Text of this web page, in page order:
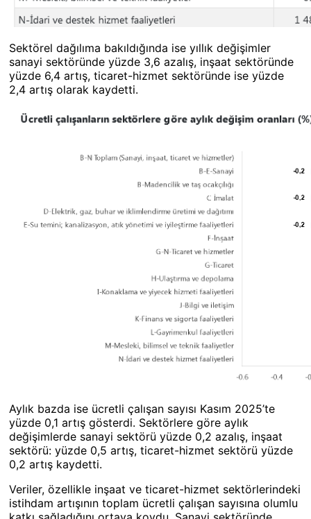
Sektörel dağılıma bakıldığında ise yıllık değişimler
sanayi sektöründe yüzde 3,6 azalış, inşaat sektöründe
yüzde 6,4 artış, ticaret-hizmet sektöründe ise yüzde
2,4 artış olarak kaydetti.
Aylık bazda ise ücretli çalışan sayısı Kasım 2025’te
yüzde 0,1 artış gösterdi. Sektörlere göre aylık
değişimlerde sanayi sektörü yüzde 0,2 azalış, inşaat
sektörü: yüzde 0,5 artış, ticaret-hizmet sektörü yüzde
0,2 artış kaydetti.
Veriler, özellikle inşaat ve ticaret-hizmet sektörlerindeki
istihdam artışının toplam ücretli çalışan sayısına olumlu